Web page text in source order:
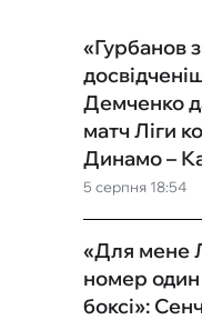
5 серпня 18:54
«Гурбанов
Демченко
матч Ліги
Динамо –
«Для мене
номер один
боксі»: